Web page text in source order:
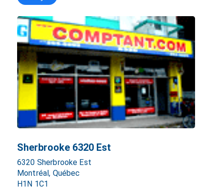
Sherbrooke 6320 Est
6320 Sherbrooke Est
Montréal, Québec
H1N 1C1